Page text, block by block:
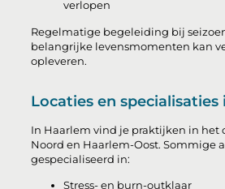
verlopen
Regelmatige begeleiding bij
belangrijke levensmomenten kan
opleveren.
Locaties en specialisaties
In Haarlem vind je praktijken in het
Noord en Haarlem-Oost. Sommige
gespecialiseerd in:
Stress- en burn-outklaar